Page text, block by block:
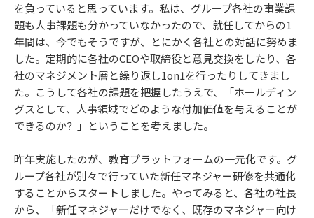
を負っていると思っています。私は、グループ各社の事業課
題も人事課題も分かっていなかったので、就任してからの1
年間は、今でもそうですが、とにかく各社との対話に努めま
した。定期的に各社のCEOや取締役と意見交換をしたり、各
社のマネジメント層と繰り返し1on1を行ったりしてきまし
た。こうして各社の課題を把握したうえで、「ホールディン
グスとして、人事領域でどのような付加価値を与えることが
できるのか？」ということを考えました。
昨年実施したのが、教育プラットフォームの一元化です。グ
ループ各社が別々で行っていた新任マネジャー研修を共通化
することからスタートしました。やってみると、各社の社長
から、「新任マネジャーだけでなく、既存のマネジャー向け